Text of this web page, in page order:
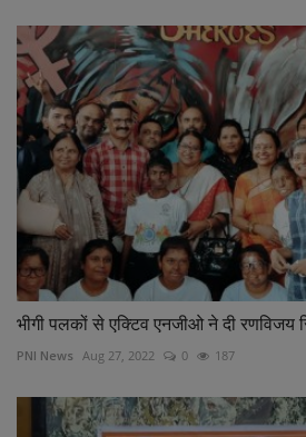
भीगी पलकों से एक्टिव एनजीओ ने दी रणविजय
PNI News Aug 27, 2022 0 187